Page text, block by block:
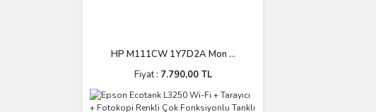
HP M111CW 1Y7D2A Mon ...
Fiyat : 7.790,00 TL